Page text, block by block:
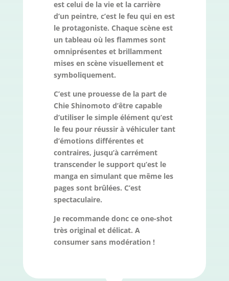
est celui de la vie et la carrière
d’un peintre, c’est le feu qui en est
le protagoniste. Chaque scène est
un tableau où les flammes sont
omniprésentes et brillamment
mises en scène visuellement et
symboliquement.
C’est une prouesse de la part de
Chie Shinomoto d’être capable
d’utiliser le simple élément qu’est
le feu pour réussir à véhiculer tant
d’émotions différentes et
contraires, jusqu’à carrément
transcender le support qu’est le
manga en simulant que même les
pages sont brûlées. C’est
spectaculaire.
Je recommande donc ce one-shot
très original et délicat. A
consumer sans modération !